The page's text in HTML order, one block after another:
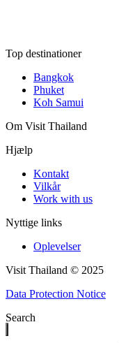
Top destinationer
Bangkok
Phuket
Koh Samui
Om Visit Thailand
Hjælp
Kontakt
Vilkår
Work with us
Nyttige links
Oplevelser
Visit Thailand © 2025
Data Protection Notice
Search